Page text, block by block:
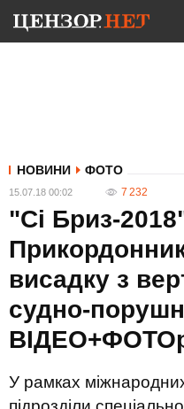
НОВИНИ ФОТО
15.07.18 00:02 7 232
"Сі Бриз-
висадку з
судно-
У рамках